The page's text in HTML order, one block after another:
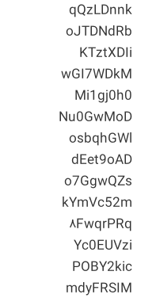
qQzLDnnk
oJTDNdRb
KTztXDIi
wGI7WDkM
Mi1gj0h0
Nu0GwMoD
osbqhGWl
dEet9oAD
o7GgwQZs
kYmVc52m
۸FwqrPRq
Yc0EUVzi
POBY2kic
mdyFRSIM